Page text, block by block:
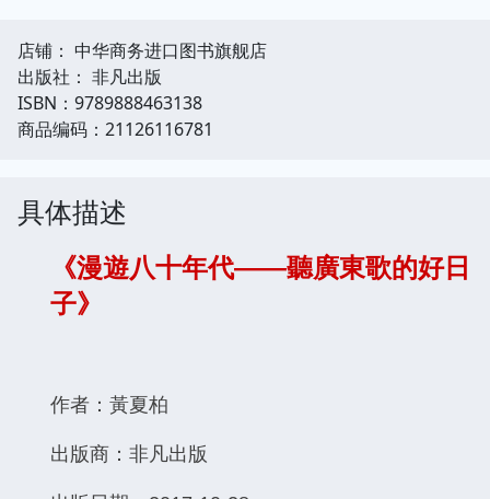
店铺： 中华商务进口图书旗舰店
出版社： 非凡出版
ISBN：9789888463138
商品编码：21126116781
具体描述
《漫遊八十年代——聽廣東歌的好日
子》
作者：黃夏柏
出版商：非凡出版